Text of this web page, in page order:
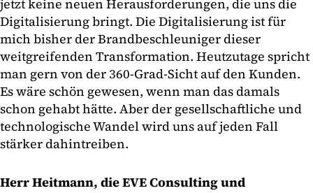
jetzt keine neuen Herausforderungen, die uns die
Digitalisierung bringt. Die Digitalisierung ist für
mich bisher der Brandbeschleuniger dieser
weitgreifenden Transformation. Heutzutage spricht
man gern von der 360-Grad-Sicht auf den Kunden.
Es wäre schön gewesen, wenn man das damals
schon gehabt hätte. Aber der gesellschaftliche und
technologische Wandel wird uns auf jeden Fall
stärker dahintreiben.
Herr Heitmann, die EVE Consulting und